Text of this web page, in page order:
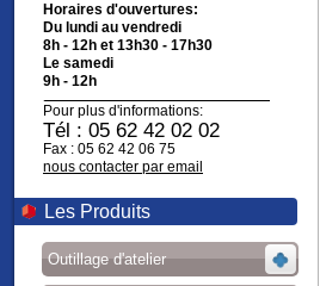
Horaires d'ouvertures:
Du lundi au vendredi
8h - 12h et 13h30 - 17h30
Le samedi
9h - 12h
Pour plus d'informations:
Tél : 05 62 42 02 02
Fax : 05 62 42 06 75
nous contacter par email
Les Produits
Outillage d'atelier